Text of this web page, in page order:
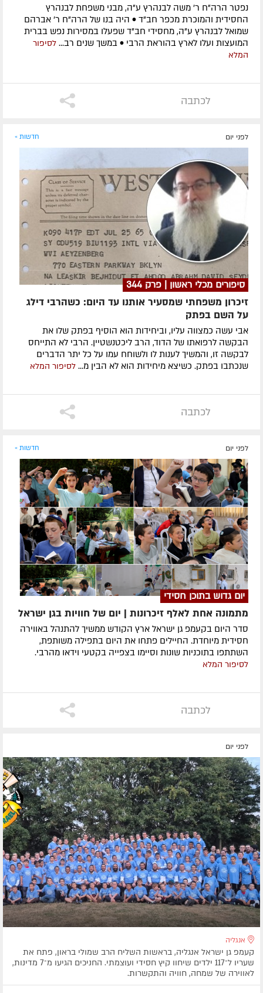
נפטר הרה"ח ר' משה לבנהרץ ע"ה, מבני משפחת לבנהרץ
החסידית והמוכרת מכפר חב"ד • היה בנו של הרה"ח ר' אברהם
שמואל לבנהרץ ע"ה, מחסידי חב"ד שפעלו במסירות נפש בברית
המועצות ועלו לארץ בהוראת הרבי • במשך שנים רב... לסיפור
המלא
לכתבה
לפני יום חדשות »
סיפורים מכלי ראשון | פרק 344
זיכרון משפחתי שמסעיר אותנו עד היום: כשהרבי דילג
על השם בפתק
אבי עשה כמצווה עליו, וביחידות הוא הוסיף בפתק שלו את
הבקשה לרפואתו של הדוד, הרב ליכטנשטיין. הרבי לא התייחס
לבקשה זו, והמשיך לענות לו ולשוחח עמו על כל יתר הדברים
שנכתבו בפתק. כשיצא מיחידות הוא לא הבין מ... לסיפור המלא
לכתבה
לפני יום חדשות »
יום גדוש בתוכן חסידי
מתמונה אחת לאלף זיכרונות | יום של חוויות בגן ישראל
סדר היום בקעמפ גן ישראל ארץ הקודש ממשיך להתנהל באווירה
חסידית מיוחדת. החיילים פתחו את היום בתפילה משותפת,
השתתפו בתוכניות שונות וסיימו בצפייה בקטעי וידאו מהרבי.
לסיפור המלא
לכתבה
לפני יום
אנגליה
קעמפ גן ישראל אנגליה, בראשות השליח הרב שמולי בראון, פתח את
שעריו ל־117 ילדים שיחוו קיץ חסידי ועוצמתי. החניכים הגיעו מ־7 מדינות,
לאווירה של שמחה, חוויה והתקשרות.